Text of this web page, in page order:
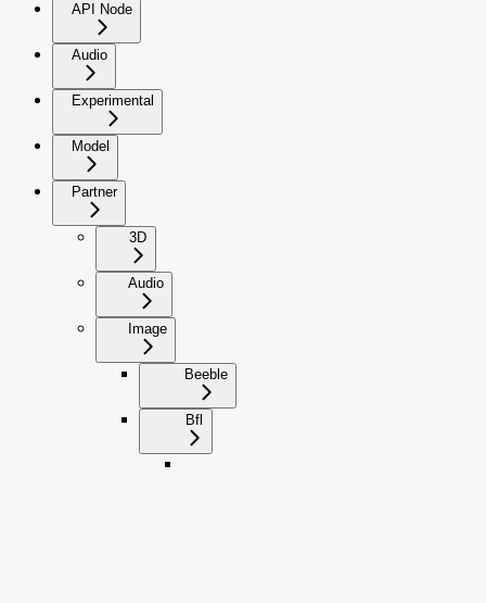
API Node
Audio
Experimental
Model
Partner
3D
Audio
Image
Beeble
Bfl